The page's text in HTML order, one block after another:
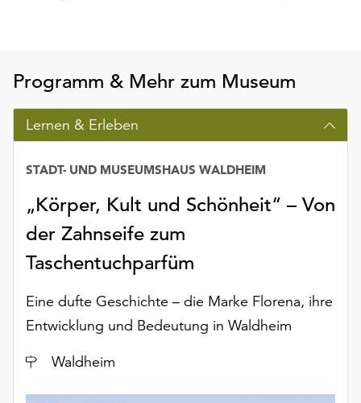
Programm & Mehr zum Museum
Lernen & Erleben
„Körper, Kult und Schönheit“ – Von
der Zahnseife zum
Taschentuchparfüm
STADT- UND MUSEUMSHAUS WALDHEIM
Eine dufte Geschichte – die Marke Florena, ihre
Entwicklung und Bedeutung in Waldheim
Ort
Waldheim